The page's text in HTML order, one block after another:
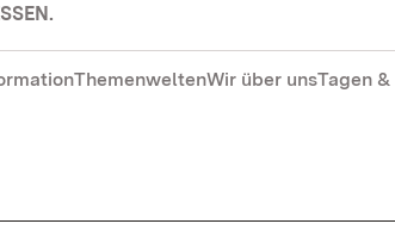
ThemenweltenWir über unsTagen